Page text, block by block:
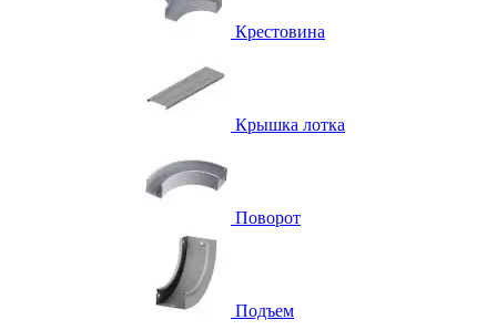
Крестовина
Крышка лотка
Поворот
Подъем